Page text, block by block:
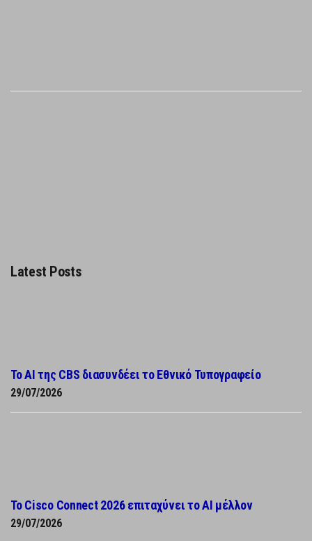
Latest Posts
Το AI της CBS διασυνδέει το Εθνικό Τυπογραφείο
29/07/2026
Το Cisco Connect 2026 επιταχύνει το AI μέλλον
29/07/2026